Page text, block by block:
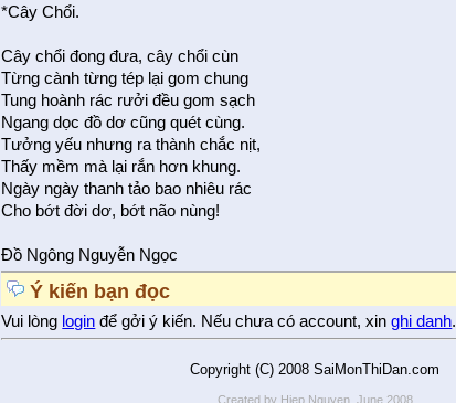
*Cây Chổi.
Cây chổi đong đưa, cây chổi cùn
Từng cành từng tép lại gom chung
Tung hoành rác rưởi đều gom sạch
Ngang dọc đồ dơ cũng quét cùng.
Tưởng yếu nhưng ra thành chắc nịt,
Thấy mềm mà lại rắn hơn khung.
Ngày ngày thanh tảo bao nhiêu rác
Cho bớt đời dơ, bớt não nùng!
Đồ Ngông Nguyễn Ngọc
Ý kiến bạn đọc
Vui lòng login để gởi ý kiến. Nếu chưa có account, xinghi danh.
Copyright (C) 2008 SaiMonThiDan.com
Created by Hiep Nguyen, June 2008